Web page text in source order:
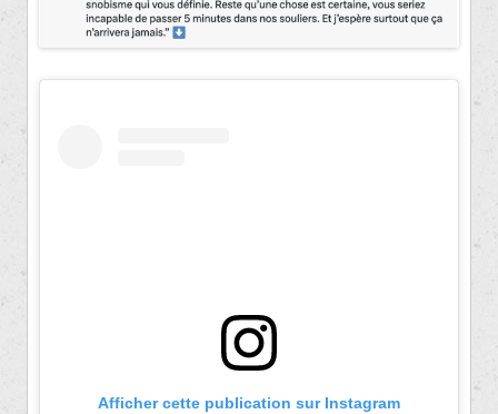
Afficher cette publication sur Instagram